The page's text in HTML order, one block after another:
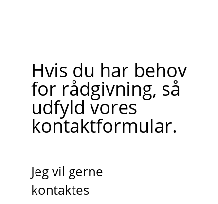
Hvis du har behov
for rådgivning, så
udfyld vores
kontaktformular.
Jeg vil gerne
kontaktes